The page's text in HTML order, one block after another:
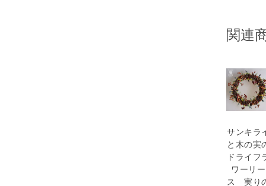
関連
サンキラ
と木の実
ドライフ
ワーリー
ス 実り